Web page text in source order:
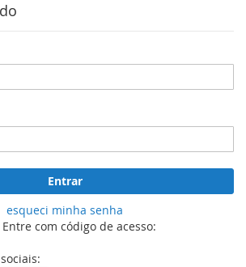
Entrar
esqueci minha senha
Esqueceu a senha? Entre com código de acesso: